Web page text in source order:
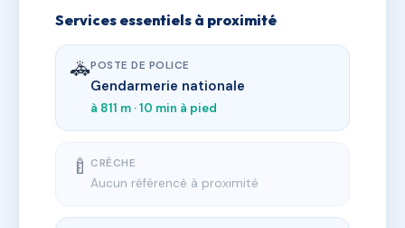
Services essentiels à proximité
🚓POSTE DE POLICE
Gendarmerie nationale
à 811 m · 10 min à pied
🍼 CRÈCHE
Aucun référencé à proximité